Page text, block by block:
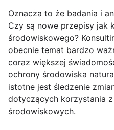
Oznacza to że badania i
Czy są nowe przepisy jak
środowiskowego?
obecnie temat bardzo
coraz większej
ochrony środowiska
istotne jest śledzenie
dotyczących korzystania z
środowiskowych.